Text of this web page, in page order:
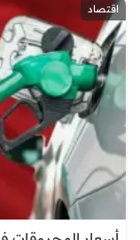
اقتصاد